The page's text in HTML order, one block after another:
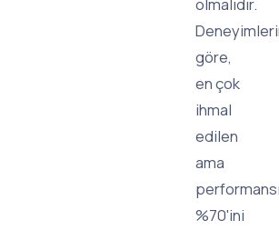
göre,
en çok
ihmal
edilen
ama
%70'ini